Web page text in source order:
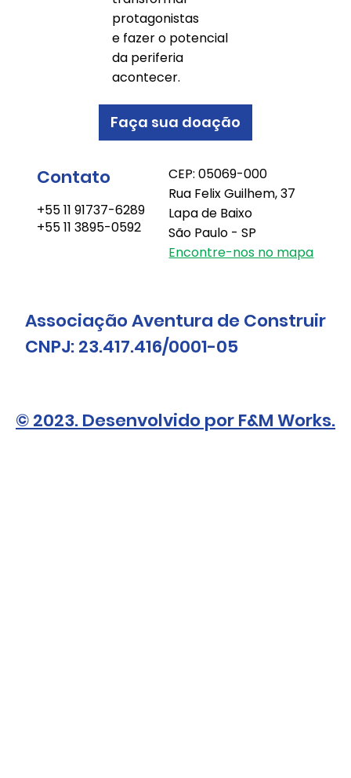
protagonistas
e fazer o potencial
da periferia
acontecer.
Faça sua doação
Contato
+55 11 91737-6289
+55 11 3895-0592
CEP: 05069-000
Rua Felix Guilhem, 37
Lapa de Baixo
São Paulo - SP
Encontre-nos no mapa
© 2023. Desenvolvido por F&M Works.
Associação Aventura de Construir
CNPJ: 23.417.416/0001-05